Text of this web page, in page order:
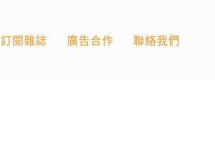
訂閱雜誌 廣告合作 聯絡我們